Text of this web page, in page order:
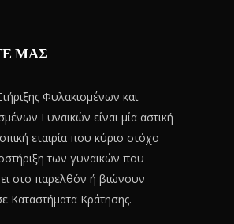
ΜΑΣ
Φυλακισμένων και
Γυναικών είναι μία αστική
εταιρία που κύριο στόχο
των γυναικών που
στο παρελθόν ή βιώνουν
Καταστήματα Κράτησης.